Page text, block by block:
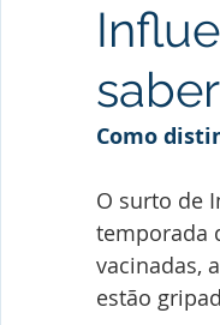
saber
Como
O surto de
temporada
vacinadas,
estão